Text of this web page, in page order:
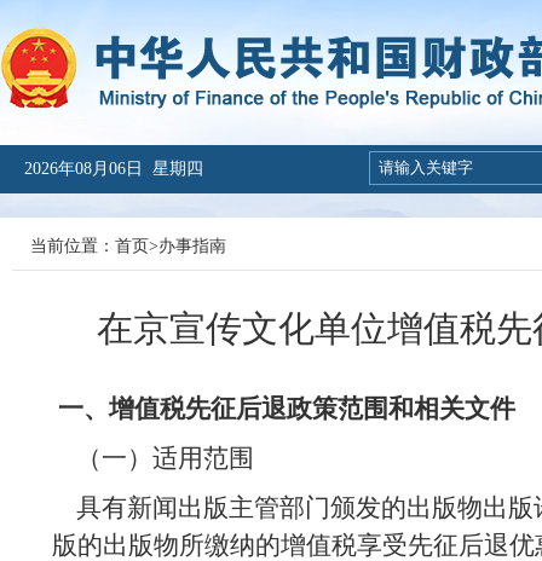
2026年08月06日 星期四
当前位置： 首页>办事指南
在京宣传文化单位增值税
一、增值税先征后退政策范围和相关文件
（一）适用范围
具有新闻出版主管部门颁发的出版物出
版的出版物所缴纳的增值税享受先征后退优